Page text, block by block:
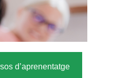
d’aprenentatge